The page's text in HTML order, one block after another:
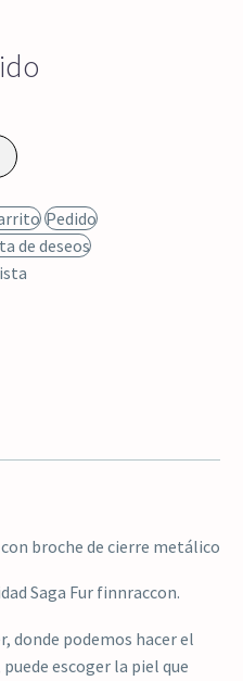
Pedido
de deseos
broche de cierre metálico
Saga Fur finnraccon.
donde podemos hacer el
escoger la piel que